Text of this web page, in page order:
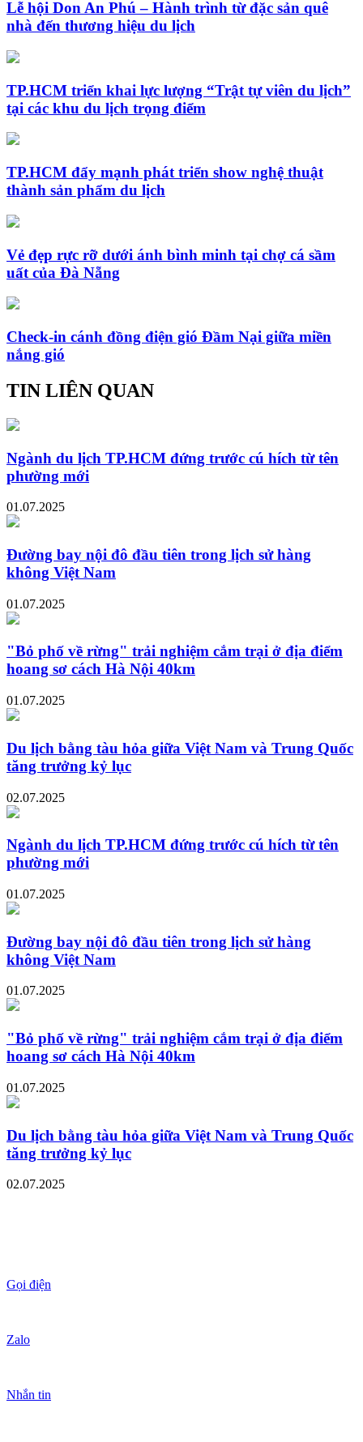
Lễ hội Don An Phú – Hành trình từ đặc sản quê
nhà đến thương hiệu du lịch
TP.HCM triển khai lực lượng “Trật tự viên du lịch”
tại các khu du lịch trọng điểm
TP.HCM đẩy mạnh phát triển show nghệ thuật
thành sản phẩm du lịch
Vẻ đẹp rực rỡ dưới ánh bình minh tại chợ cá sầm
uất của Đà Nẵng
Check-in cánh đồng điện gió Đầm Nại giữa miền
nắng gió
TIN LIÊN QUAN
Ngành du lịch TP.HCM đứng trước cú hích từ tên
phường mới
01.07.2025
Đường bay nội đô đầu tiên trong lịch sử hàng
không Việt Nam
01.07.2025
"Bỏ phố về rừng" trải nghiệm cắm trại ở địa điểm
hoang sơ cách Hà Nội 40km
01.07.2025
Du lịch bằng tàu hỏa giữa Việt Nam và Trung Quốc
tăng trưởng kỷ lục
02.07.2025
Ngành du lịch TP.HCM đứng trước cú hích từ tên
phường mới
01.07.2025
Đường bay nội đô đầu tiên trong lịch sử hàng
không Việt Nam
01.07.2025
"Bỏ phố về rừng" trải nghiệm cắm trại ở địa điểm
hoang sơ cách Hà Nội 40km
01.07.2025
Du lịch bằng tàu hỏa giữa Việt Nam và Trung Quốc
tăng trưởng kỷ lục
02.07.2025
Gọi điện
Zalo
Nhắn tin